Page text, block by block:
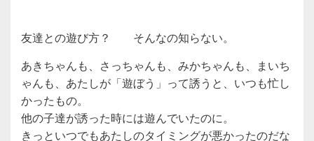
友達との遊び方？ そんなの知らない。
あきちゃんも、さっちゃんも、みかちゃんも、まいち
ゃんも、あたしが「遊ぼう」って誘うと、いつも忙し
かったもの。
他の子達が誘った時には遊んでいたのに。
きっといつでもあたしのタイミングが悪かったのだな